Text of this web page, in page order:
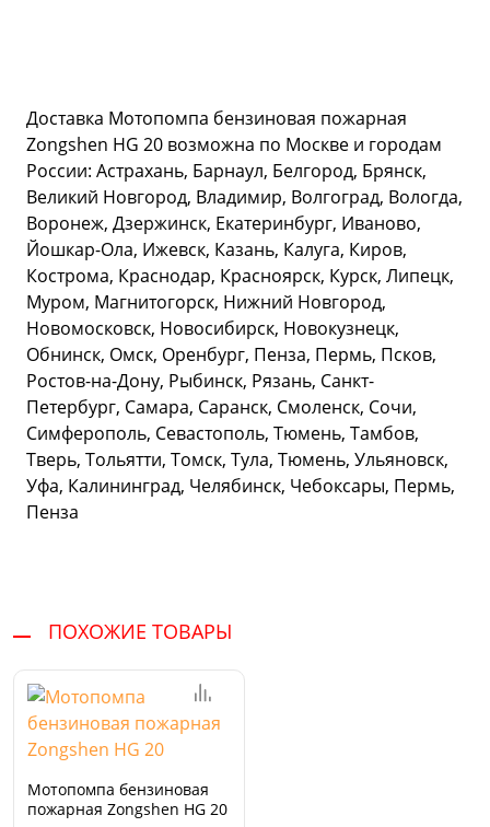
Доставка Мотопомпа бензиновая пожарная
Zongshen HG 20 возможна по Москве и городам
России: Астрахань, Барнаул, Белгород, Брянск,
Великий Новгород, Владимир, Волгоград, Вологда,
Воронеж, Дзержинск, Екатеринбург, Иваново,
Йошкар-Ола, Ижевск, Казань, Калуга, Киров,
Кострома, Краснодар, Красноярск, Курск, Липецк,
Муром, Магнитогорск, Нижний Новгород,
Новомосковск, Новосибирск, Новокузнецк,
Обнинск, Омск, Оренбург, Пенза, Пермь, Псков,
Ростов-на-Дону, Рыбинск, Рязань, Санкт-
Петербург, Самара, Саранск, Смоленск, Сочи,
Симферополь, Севастополь, Тюмень, Тамбов,
Тверь, Тольятти, Томск, Тула, Тюмень, Ульяновск,
Уфа, Калининград, Челябинск, Чебоксары, Пермь,
Пенза
ПОХОЖИЕ ТОВАРЫ
Мотопомпа бензиновая
пожарная Zongshen HG 20